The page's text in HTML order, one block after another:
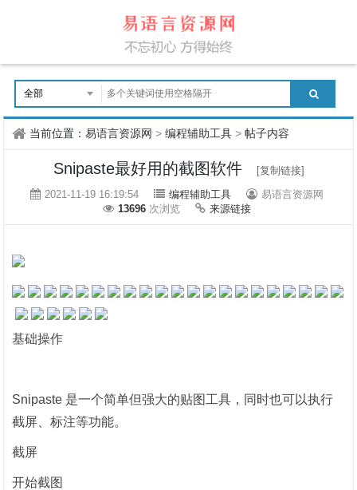
当前位置：易语言资源网 >编程辅助工具 >帖子内容
Snipaste最好用的截图软件
[复制链接]
2021-11-19 16:19:54
编程辅助工具
易语言资源网
13696 次浏览 来源链接
基础操作
Snipaste 是一个简单但强大的贴图工具，同时也可以执行
截屏、标注等功能。
截屏
开始截图